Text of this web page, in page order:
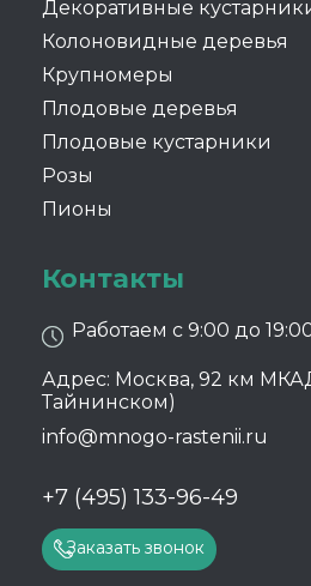
Декоративные
Колоновидные деревья
Крупномеры
Плодовые деревья
Плодовые кустарники
Розы
Пионы
Контакты
Работаем с 9:00 до
Адрес: Москва, 92 км
Тайнинском)
info@mnogo-rastenii.ru
+7 (495) 133-96-49
Заказать звонок